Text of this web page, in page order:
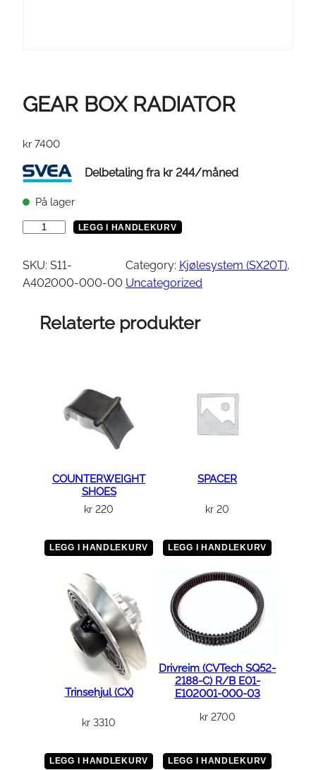
GEAR BOX RADIATOR
kr 7400
Delbetaling fra kr 244/måned
På lager
A
R
LEGG I HANDLEKURV
SKU: S11-
A402000-000-00
Category: Kjølesystem (SX20T)
Uncategorized
Relaterte produkter
COUNTERWEIGHT
SHOES
kr 220
LEGG I HANDLEKURV
SPACER
kr 20
LEGG I HANDLEKURV
Trinsehjul (CX)
kr 3310
LEGG I HANDLEKURV
Drivreim (CVTech SQ52-
2188-C) R/B E01-
E102001-000-03
kr2700
LEGG I HANDLEKURV